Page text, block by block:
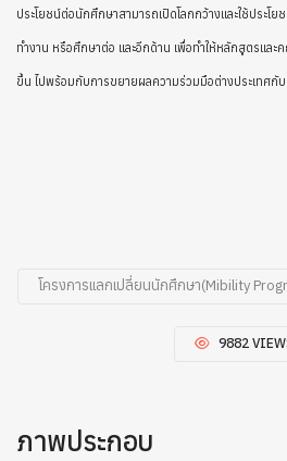
ประโยชน์ต่อนักศึกษาสามารถเปิดโลกกว้างและใช้ประโ
ทำงาน หรือศึกษาต่อ และอีกด้าน เพื่อทำให้หลักสูตรและ
ขึ้น ไปพร้อมกับการขยายผลความร่วมมือต่างประเทศกับ
โครงการแลกเปลี่ยนนักศึกษา(Mibility
9882
ภาพประกอบ